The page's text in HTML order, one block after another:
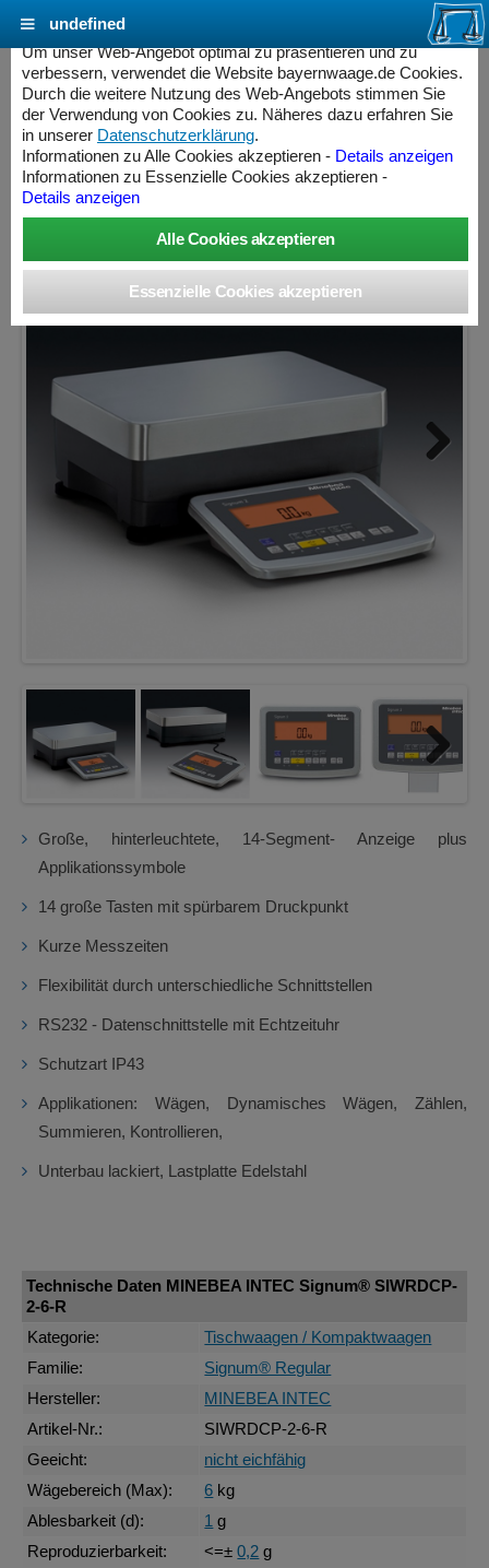
MINEBEA INTEC Signum® SIWRDCP-2-6-R
Wägebereich: 6 kg, Ablesbarkeit: 1 g, nicht eichfähig
Große, hinterleuchtete, 14-Segment- Anzeige plus
Applikationssymbole
14 große Tasten mit spürbarem Druckpunkt
Kurze Messzeiten
Flexibilität durch unterschiedliche Schnittstellen
RS232 - Datenschnittstelle mit Echtzeituhr
Schutzart IP43
Applikationen: Wägen, Dynamisches Wägen, Zählen,
Summieren, Kontrollieren,
Unterbau lackiert, Lastplatte Edelstahl
Technische Daten MINEBEA INTEC Signum® SIWRDCP-
2-6-R
Kategorie:
Tischwaagen / Kompaktwaagen
Familie:
Signum® Regular
Hersteller:
MINEBEA INTEC
Artikel-Nr.:
SIWRDCP-2-6-R
Geeicht:
nicht eichfähig
Wägebereich (Max):
6 kg
Ablesbarkeit (d):
1 g
Reproduzierbarkeit:
<=±0,2 g
Cookie Einstellungen - bayernwaage.de
Um unser Web-Angebot optimal zu präsentieren und zu
verbessern, verwendet die Website bayernwaage.de Cookies.
Durch die weitere Nutzung des Web-Angebots stimmen Sie
der Verwendung von Cookies zu. Näheres dazu erfahren Sie
in unserer Datenschutzerklärung.
Informationen zu Alle Cookies akzeptieren - Details anzeigen
Informationen zu Essenzielle Cookies akzeptieren -
Details anzeigen
undefined